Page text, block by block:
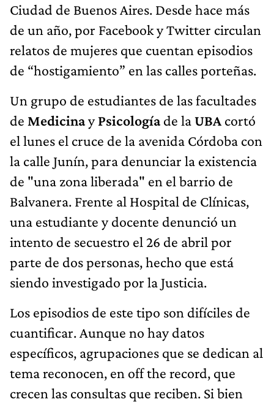
Ciudad de Buenos Aires. Desde hace más
de un año, por Facebook y Twitter circulan
relatos de mujeres que cuentan episodios
de “hostigamiento” en las calles porteñas.
Un grupo de estudiantes de las facultades
de MedicinayPsicologíade laUBA cortó
el lunes el cruce de la avenida Córdoba con
la calle Junín, para denunciar la existencia
de "una zona liberada" en el barrio de
Balvanera. Frente al Hospital de Clínicas,
una estudiante y docente denunció un
intento de secuestro el 26 de abril por
parte de dos personas, hecho que está
siendo investigado por la Justicia.
Los episodios de este tipo son difíciles de
cuantificar. Aunque no hay datos
específicos, agrupaciones que se dedican al
tema reconocen, en off the record, que
crecen las consultas que reciben. Si bien